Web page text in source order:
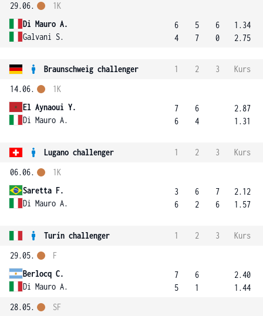
29.06.
Di Mauro A.
Galvani S.
1K
6
4
5
7
6
0
1.34
2.75
Braunschweig challenger 1 2 3
Kurs
14.06.
El Aynaoui Y.
Di Mauro A.
1K
7
6
6
4
2.87
1.31
Lugano challenger 1 2 3
Kurs
06.06.
Saretta F.
Di Mauro A.
1K
3
6
6
2
7
6
2.12
1.57
Turín challenger 1 2 3
Kurs
29.05.
Berlocq C.
Di Mauro A.
F
7
5
6
1
2.40
1.44
28.05.
SF